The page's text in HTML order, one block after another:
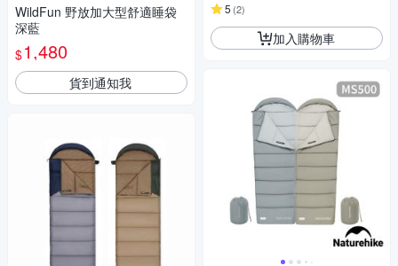
WildFun 野放加大型舒適睡袋
深藍
$1,480
貨到通知我
5 (2)
加入購物車